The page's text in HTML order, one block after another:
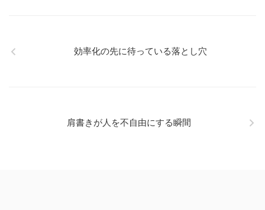
効率化の先に待っている落とし穴
肩書きが人を不自由にする瞬間